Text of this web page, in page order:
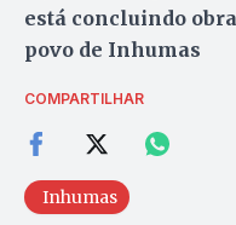
está concluindo
povo de Inhumas
COMPARTILHAR
Inhumas